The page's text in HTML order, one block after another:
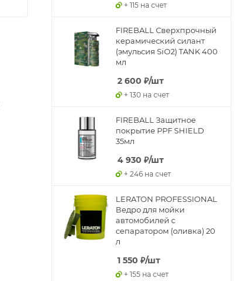
+ 115 на счет
FIREBALL Сверхпрочный
керамический силант
(эмульсия SiO2) TANK 400
мл
2 600 ₽/шт
+ 130 на счет
FIREBALL Защитное
покрытие PPF SHIELD
35мл
4 930 ₽/шт
+ 246 на счет
LERATON PROFESSIONAL
Ведро для мойки
автомобилей с
сепаратором (оливка) 20
л
1 550 ₽/шт
+ 155 на счет